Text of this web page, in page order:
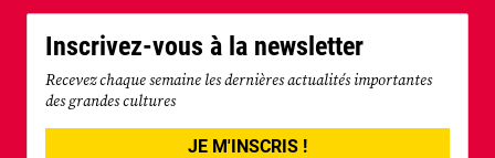
Inscrivez-vous à la newsletter
Recevez chaque semaine les dernières actualités importantes
des grandes cultures
JE M'INSCRIS !